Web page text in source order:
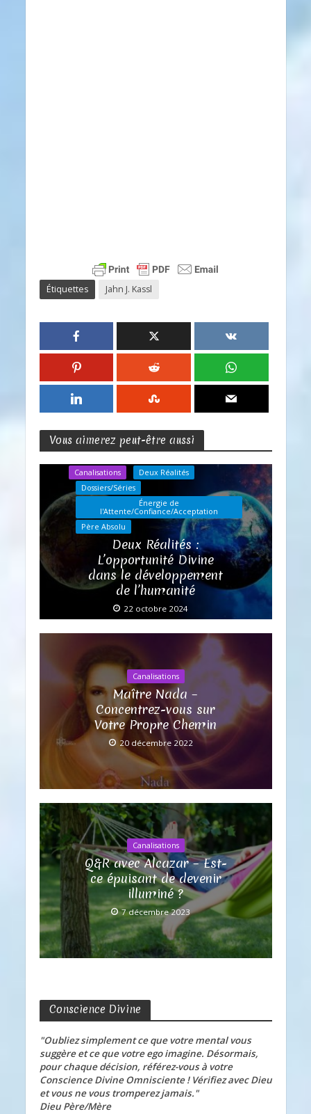
Étiquettes Jahn J. Kassl
Vous aimerez peut-être aussi
Canalisations
Deux Réalités
Dossiers/Séries
Énergie de
l'Attente/Confiance/Acceptation
Père Absolu
Deux Réalités :
L’opportunité Divine
dans le développement
de l’humanité
22 octobre 2024
Canalisations
Maître Nada –
Concentrez-vous sur
Votre Propre Chemin
20 décembre 2022
Canalisations
Q&R avec Alcazar – Est-
ce épuisant de devenir
illuminé ?
7 décembre 2023
Conscience Divine
"Oubliez simplement ce que votre mental vous
suggère et ce que votre ego imagine. Désormais,
pour chaque décision, référez-vous à votre
Conscience Divine Omnisciente ! Vérifiez avec Dieu
et vous ne vous tromperez jamais."
Dieu Père/Mère